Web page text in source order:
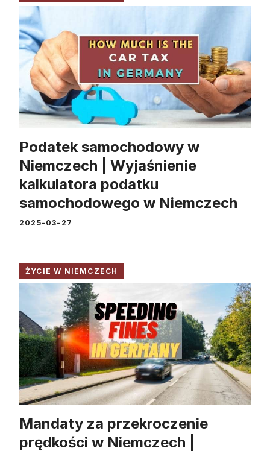
Podatek samochodowy w
Niemczech | Wyjaśnienie
kalkulatora podatku
samochodowego w Niemczech
2025-03-27
ŻYCIE W NIEMCZECH
Mandaty za przekroczenie
prędkości w Niemczech |